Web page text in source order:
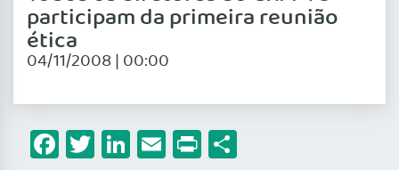
participam da primeira reunião
ética
04/11/2008 | 00:00
Facebook
Twitter
LinkedIn
Email
Print